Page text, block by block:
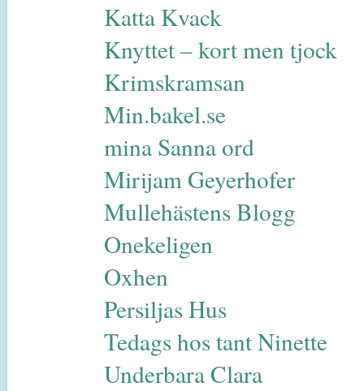
Katta Kvack
Knyttet – kort men tjock
Krimskramsan
Min.bakel.se
mina Sanna ord
Mirijam Geyerhofer
Mullehästens Blogg
Onekeligen
Oxhen
Persiljas Hus
Tedags hos tant Ninette
Underbara Clara